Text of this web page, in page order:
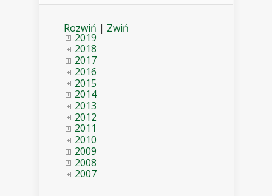
Rozwiń | Zwiń
2019
2018
2017
2016
2015
2014
2013
2012
2011
2010
2009
2008
2007